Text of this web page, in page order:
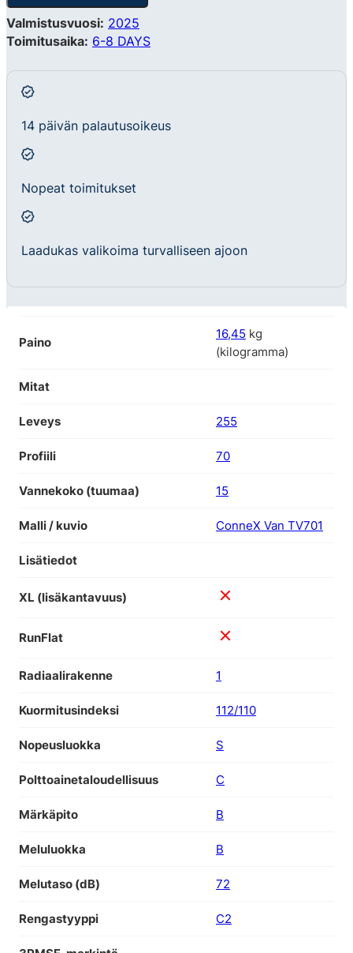
Valmistusvuosi: 2025
Toimitusaika: 6-8 DAYS
14 päivän palautusoikeus
Nopeat toimitukset
Laadukas valikoima turvalliseen ajoon
Paino
16,45 kg
(kilogramma)
Mitat
Leveys 255
Profiili 70
Vannekoko (tuumaa) 15
Malli / kuvio ConneX Van TV701
Lisätiedot
XL (lisäkantavuus)
RunFlat
Radiaalirakenne 1
Kuormitusindeksi 112/110
Nopeusluokka S
Polttoainetaloudellisuus C
Märkäpito B
Meluluokka B
Melutaso (dB) 72
Rengastyyppi C2